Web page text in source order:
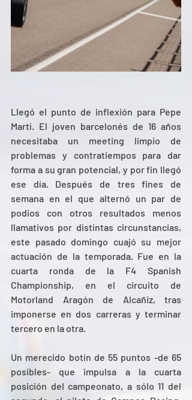
Llegó el punto de inflexión para Pepe
Martí. El joven barcelonés de 16 años
necesitaba un meeting limpio de
problemas y contratiempos para dar
forma a su gran potencial, y por fin llegó
ese día. Después de tres fines de
semana en el que alternó un par de
podios con otros resultados menos
llamativos por distintas circunstancias,
este pasado domingo cuajó su mejor
actuación de la temporada. Fue en la
cuarta ronda de la F4 Spanish
Championship, en el circuito de
Motorland Aragón de Alcañiz, tras
imponerse en dos carreras y terminar
tercero en la otra.
Un merecido botín de 55 puntos -de 65
posibles- que impulsa a la cuarta
posición del campeonato, a sólo 11 del